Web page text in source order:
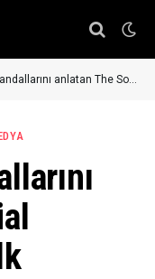
The Social Reckoning’den ilk fragman geldi